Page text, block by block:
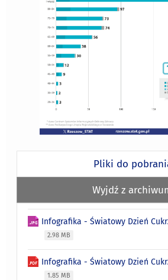
Pliki do
Wyjdź z
Infografika - Światowy Dzień
2.98 MB
Infografika - Światowy Dzień
1.85 MB